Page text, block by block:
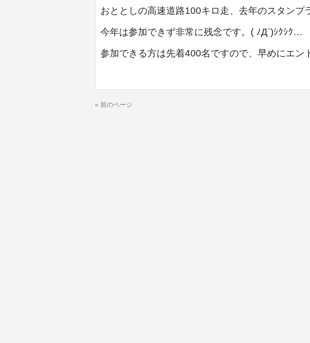
おととしの高速道路100キロ走、去年のスタンプ
今年は参加できず非常に残念です。( ﾉД`)ｼｸｼｸ…
参加できる方は先着400名ですので、早めにエン
« 前のページ